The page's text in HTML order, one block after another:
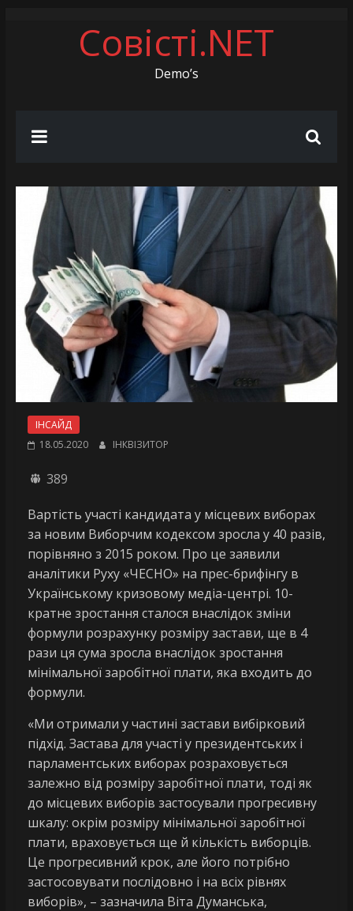
Совісті.NET
Demo’s
ІНСАЙД
18.05.2020
ІНКВІЗИТОР
389
Вартість участі кандидата у місцевих виборах
за новим Виборчим кодексом зросла у 40 разів,
порівняно з 2015 роком. Про це заявили
аналітики Руху «ЧЕСНО» на прес-брифінгу в
Українському кризовому медіа-центрі. 10-
кратне зростання сталося внаслідок зміни
формули розрахунку розміру застави, ще в 4
рази ця сума зросла внаслідок зростання
мінімальної заробітної плати, яка входить до
формули.
«Ми отримали у частині застави вибірковий
підхід. Застава для участі у президентських і
парламентських виборах розраховується
залежно від розміру заробітної плати, тоді як
до місцевих виборів застосували прогресивну
шкалу: окрім розміру мінімальної заробітної
плати, враховується ще й кількість виборців.
Це прогресивний крок, але його потрібно
застосовувати послідовно і на всіх рівнях
виборів», – зазначила Віта Думанська,